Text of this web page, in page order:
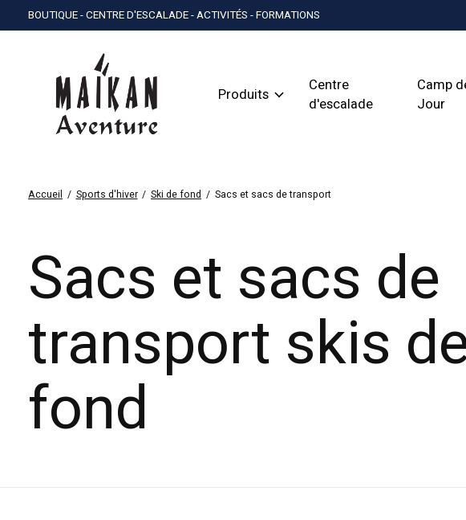
BOUTIQUE - CENTRE D'ESCALADE - ACTIVITÉS - FORMATIONS
Produits
Centre
d'escalade
Camp
Jour
Accueil / Sports d'hiver / Ski de fond / Sacs et sacs de transport
Sacs et sacs de
transport skis
fond